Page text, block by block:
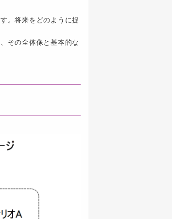
。将来をどのように捉
その全体像と基本的な